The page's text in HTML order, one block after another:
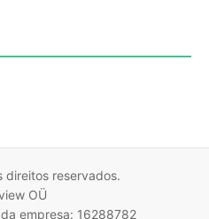
reservados.
OÜ
empresa: 16288782